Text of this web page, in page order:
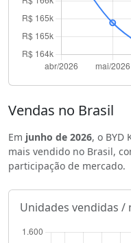
Vendas no Brasil
Em junho de 2026, o BYD
mais vendido no Brasil,
participação de mercado.
Unidades vendidas /